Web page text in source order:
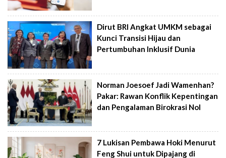
Dirut BRI Angkat UMKM sebagai
Kunci Transisi Hijau dan
Pertumbuhan Inklusif Dunia
Norman Joesoef Jadi Wamenhan?
Pakar: Rawan Konflik Kepentingan
dan Pengalaman Birokrasi Nol
7 Lukisan Pembawa Hoki Menurut
Feng Shui untuk Dipajang di